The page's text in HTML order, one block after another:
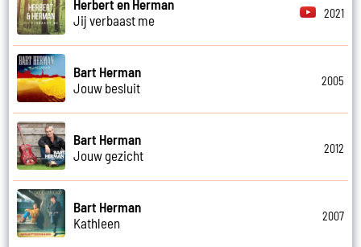
Herbert en Herman
Jij verbaast me
2021
Bart Herman
Jouw besluit
2005
Bart Herman
Jouw gezicht
2012
Bart Herman
Kathleen
2007